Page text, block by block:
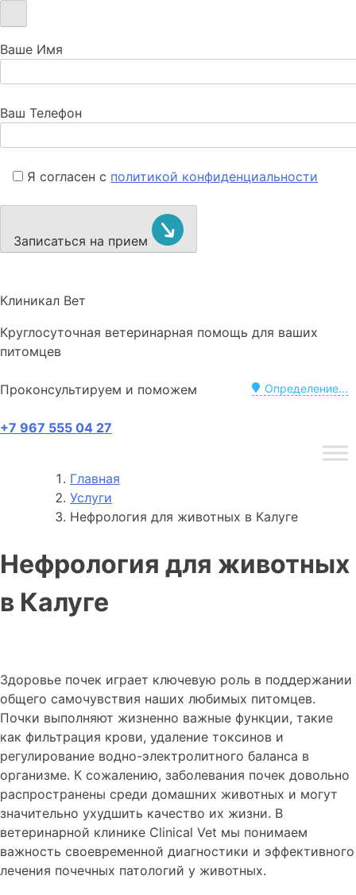
Ваше Имя
Ваш Телефон
Я согласен с политикой конфиденциальности
Записаться на прием
Клиникал Вет
Круглосуточная ветеринарная помощь для ваших
питомцев
Определение...
Проконсультируем и поможем
+7 967 555 04 27
Главная
Услуги
Нефрология для животных в Калуге
Нефрология для животных
в Калуге
Здоровье почек играет ключевую роль в поддержании
общего самочувствия наших любимых питомцев.
Почки выполняют жизненно важные функции, такие
как фильтрация крови, удаление токсинов и
регулирование водно-электролитного баланса в
организме. К сожалению, заболевания почек довольно
распространены среди домашних животных и могут
значительно ухудшить качество их жизни. В
ветеринарной клинике Clinical Vet мы понимаем
важность своевременной диагностики и эффективного
лечения почечных патологий у животных.